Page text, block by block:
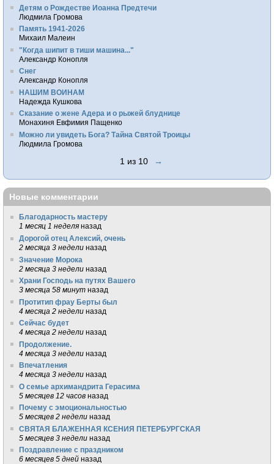
Детям о Рождестве Иоанна Предтечи
Людмила Громова
Память 1941-2026
Михаил Малеин
"Когда шипит в тиши машина..."
Александр Конопля
Снег
Александр Конопля
НАШИМ ВОИНАМ
Надежда Кушкова
Сказание о жене Адера и о рыжей блуднице
Монахиня Евфимия Пащенко
Можно ли увидеть Бога? Тайна Святой Троицы
Людмила Громова
1 из 10 →
Новые комментарии
Благодарность мастеру
1 месяц 1 неделя назад
Дорогой отец Алексий, очень
2 месяца 3 недели назад
Значение Морока
2 месяца 3 недели назад
Храни Господь на путях Вашего
3 месяца 58 минут назад
Протитип фрау Берты был
4 месяца 2 недели назад
Сейчас будет
4 месяца 2 недели назад
Продолжение.
4 месяца 3 недели назад
Впечатления
4 месяца 3 недели назад
О семье архимандрита Герасима
5 месяцев 12 часов назад
Почему с эмоциональностью
5 месяцев 2 недели назад
СВЯТАЯ БЛАЖЕННАЯ КСЕНИЯ ПЕТЕРБУРГСКАЯ
5 месяцев 3 недели назад
Поздравление с праздником
6 месяцев 5 дней назад